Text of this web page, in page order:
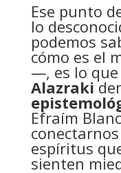
Ese punto
lo
podemos
cómo es el
—, es lo
Alazraki
Efraím
espíritus
sienten